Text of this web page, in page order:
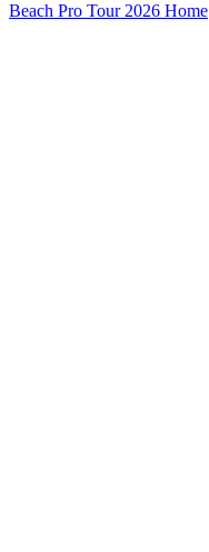
Beach Pro Tour 2026 Home